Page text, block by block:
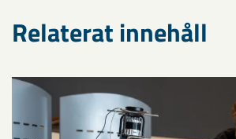
Relaterat innehåll